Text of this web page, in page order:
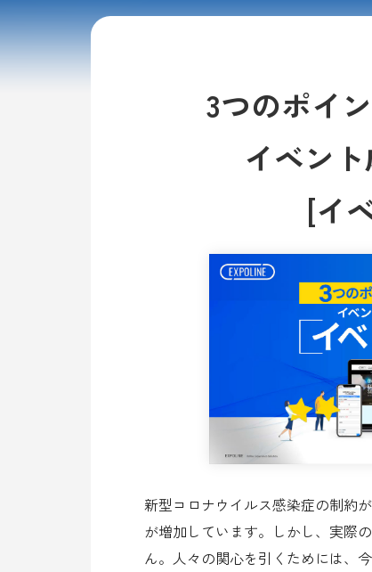
3つのポイ
イベン
​[イ
新型コロナウイルス感染症の制約
が増加しています。しかし、実際
ん。人々の関心を引くためには、